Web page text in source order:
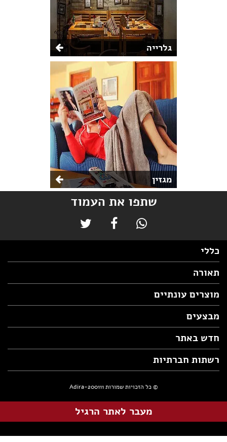
גלרייה
מגזין
שתפו את העמוד
כללי
תאורה
מוצרים עונתיים
מבצעים
חדש באתר
רשתות חברתיות
© כל הזכויות שמורות Adira-200111
מעבר לאתר הרגיל